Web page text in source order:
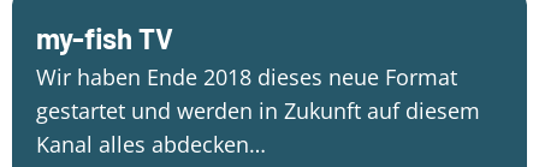
my-fish TV
Wir haben Ende 2018 dieses neue Format
gestartet und werden in Zukunft auf diesem
Kanal alles abdecken…